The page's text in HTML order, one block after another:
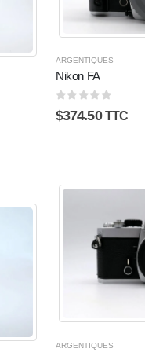
ARGENTIQUES
Nikon FA
0 sur 5
$374.50 TTC
ARGENTIQUES